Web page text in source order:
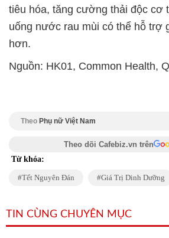
tiêu hóa, tăng cường thải độc cơ
uống nước rau mùi có thể hỗ trợ
hơn.
Nguồn: HK01, Common Health,
Theo Phụ nữ Việt Nam
Theo dõi Cafebiz.vn trên
Từ khóa:
Tết Nguyên Đán Giá Trị Dinh Dưỡng
TIN CÙNG CHUYÊN MỤC